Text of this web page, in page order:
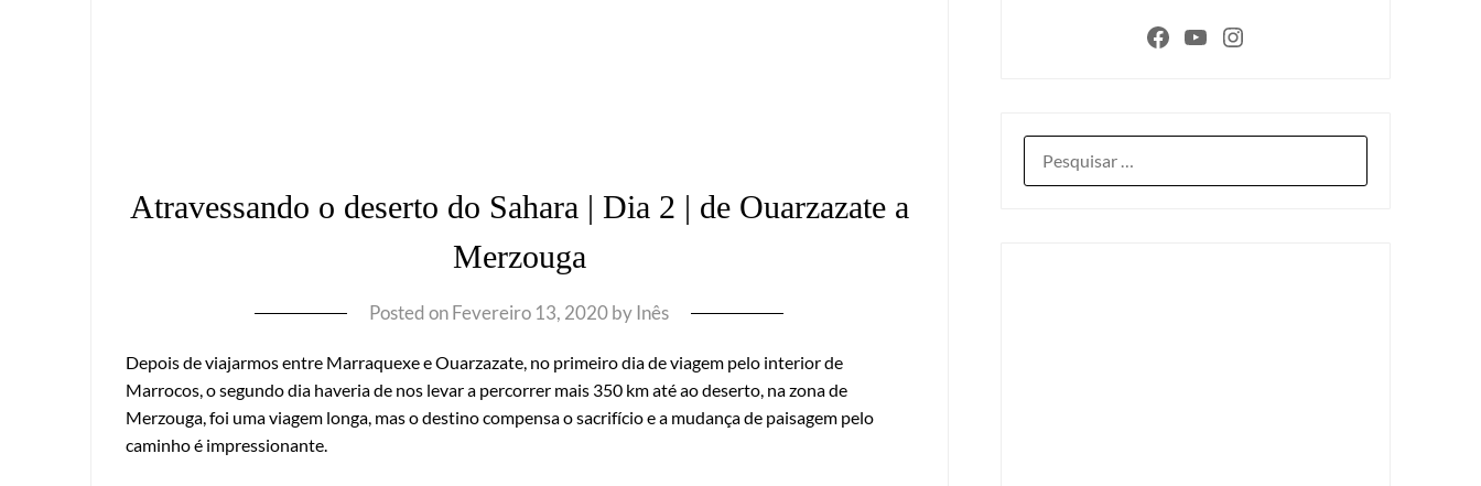
Atravessando o deserto do Sahara | Dia 2 | de Ouarzazate a
Merzouga
Posted onFevereiro 13, 2020byInês
Depois de viajarmos entre Marraquexe e Ouarzazate, no primeiro dia de viagem pelo interior de
Marrocos, o segundo dia haveria de nos levar a percorrer mais 350 km até ao deserto, na zona de
Merzouga, foi uma viagem longa, mas o destino compensa o sacrifício e a mudança de paisagem pelo
caminho é impressionante.